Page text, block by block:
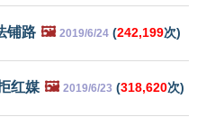
铺路 🖼️ 2019/6/24 (242,199次)
红媒 🖼️ 2019/6/23 (318,620次)